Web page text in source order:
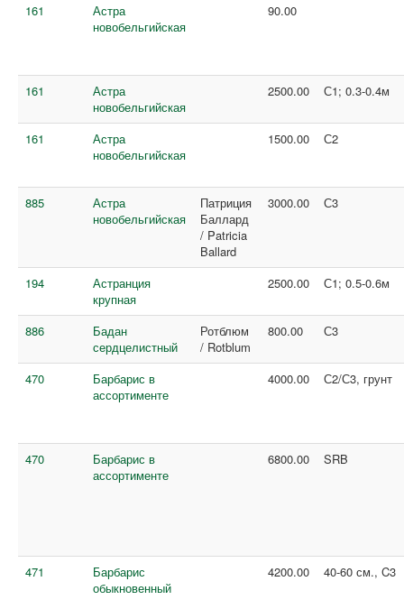
161
Астра
новобельгийская
90.00
161
Астра
новобельгийская
2500.00 С1; 0.3-0.4м
161
Астра
новобельгийская
1500.00 С2
885
Астра
новобельгийская
Патриция
Баллард
/ Patricia
Ballard
3000.00 С3
194
Астранция
крупная
2500.00 С1; 0.5-0.6м
886
Бадан
сердцелистный
Ротблюм
/ Rotblum
800.00 С3
470
Барбарис в
ассортименте
4000.00 С2/С3, грунт
470
Барбарис в
ассортименте
6800.00 SRB
471
Барбарис
обыкновенный
4200.00 40-60 см., C3